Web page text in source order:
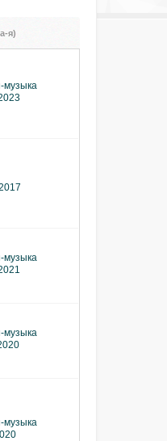
я)
музыка
музыка
музыка
музыка